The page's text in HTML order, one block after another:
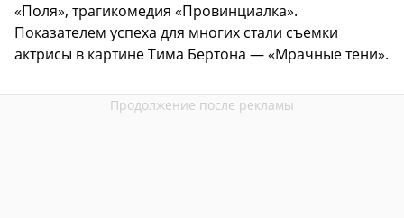
«Поля», трагикомедия «Провинциалка».
Показателем успеха для многих стали съемки
актрисы в картине Тима Бертона — «Мрачные тени».